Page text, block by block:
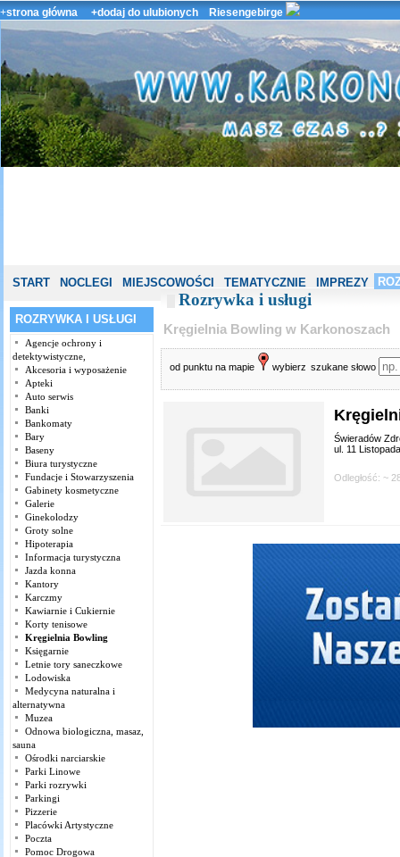
+strona główna +dodaj do ulubionych Riesengebirge
START NOCLEGI MIEJSCOWOŚCI TEMATYCZNIE IMPREZY
ROZRYWKA I USŁUGI
Agencje ochrony i
detektywistyczne,
Akcesoria i wyposażenie
Apteki
Auto serwis
Banki
Bankomaty
Bary
Baseny
Biura turystyczne
Fundacje i Stowarzyszenia
Gabinety kosmetyczne
Galerie
Ginekolodzy
Groty solne
Hipoterapia
Informacja turystyczna
Jazda konna
Kantory
Karczmy
Kawiarnie i Cukiernie
Korty tenisowe
Kręgielnia Bowling
Księgarnie
Letnie tory saneczkowe
Lodowiska
Medycyna naturalna i
alternatywna
Muzea
Odnowa biologiczna, masaz,
sauna
Ośrodki narciarskie
Parki Linowe
Parki rozrywki
Parkingi
Pizzerie
Placówki Artystyczne
Poczta
Pomoc Drogowa
Rozrywka i usługi
Kręgielnia Bowling w Karkonoszach
od punktu na mapie wybierz szukane słowo
Świeradów
ul. 11
Odległość: ~